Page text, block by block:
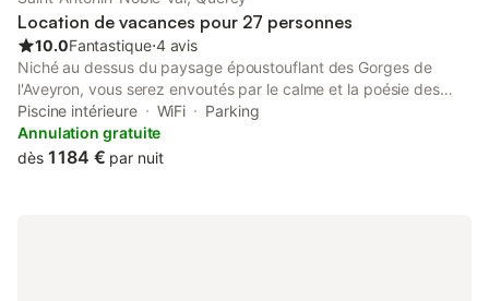
Location de vacances pour 27 personnes
10.0Fantastique⋅4 avis
Niché au dessus du paysage époustouflant des Gorges de
l'Aveyron, vous serez envoutés par le calme et la poésie des
lieux. Le cadre naturel, avec une faune et une flore luxuriantes,
offre une atmosphère paisible et ressourçante. La location du
Mas des Sylves, avec plus de 600 mètres carrés de surface
Piscine intérieure WiFi
Parking
Annulation gratuite
dès 1 184 € par nuit